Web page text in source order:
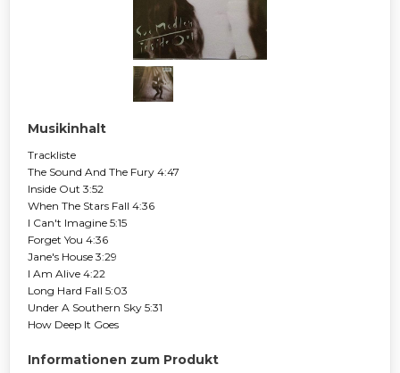
Musikinhalt
Trackliste
The Sound And The Fury 4:47
Inside Out 3:52
When The Stars Fall 4:36
I Can't Imagine 5:15
Forget You 4:36
Jane's House 3:29
I Am Alive 4:22
Long Hard Fall 5:03
Under A Southern Sky 5:31
How Deep It Goes
Informationen zum Produkt